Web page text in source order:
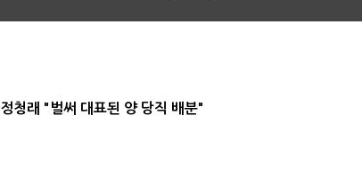
청래 "벌써 대표된 양 당직 배분"